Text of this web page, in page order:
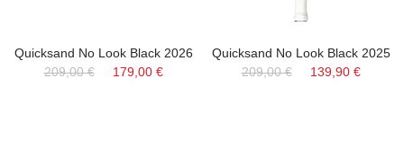
Quicksand No Look Black 2026
209,00 €
179,00 €
Quicksand No Look Black 2025
209,00 €
139,90 €